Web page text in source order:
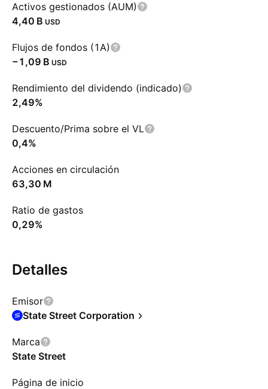
Activos gestionados (AUM)
‪4,40 B‬ USD
Flujos de fondos (1A)
‪−1,09 B‬ USD
Rendimiento del dividendo (indicado)
2,49%
Descuento/Prima sobre el VL
0,4%
Acciones en circulación
‪63,30 M‬
Ratio de gastos
0,29%
Detalles
Emisor
State Street Corporation
Marca
State Street
Página de inicio